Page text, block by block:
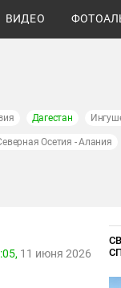
ВИДЕО
Дагестан
Осетия - Алания
11 июня 2026